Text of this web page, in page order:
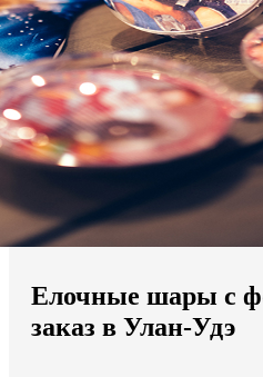
Мы доставляем по всему миру
Продолжить без города
Елочные шары с
заказ в Улан-Удэ